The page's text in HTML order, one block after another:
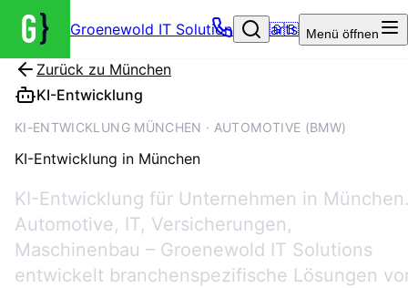
Groenewold IT Solutions – Startseite
🇬🇧 Menü öffnen
Zurück zu München
KI-Entwicklung
KI-ENTWICKLUNG MÜNCHEN · AUTOMOTIVE (BMW)
KI-Entwicklung in München
KI-Entwicklung für Unternehmen in
Automotive, IT, Versicherungen,
Maschinenbau – Groenewold IT Solutions
entwickelt branchenspezifische Lösungen